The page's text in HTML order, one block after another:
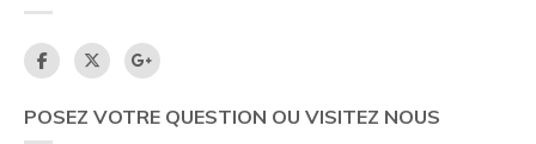
POSEZ VOTRE QUESTION OU VISITEZ NOUS